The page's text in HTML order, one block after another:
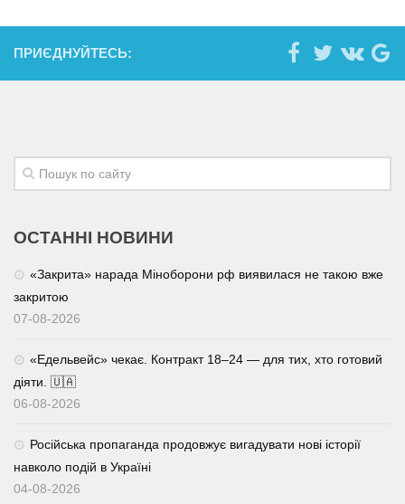
ПРИЄДНУЙТЕСЬ:
ОСТАННІ НОВИНИ
«Закрита» нарада Міноборони рф виявилася не такою вже
закритою
07-08-2026
«Едельвейс» чекає. Контракт 18–24 — для тих, хто готовий
діяти. 🇺🇦
06-08-2026
Російська пропаганда продовжує вигадувати нові історії
навколо подій в Україні
04-08-2026